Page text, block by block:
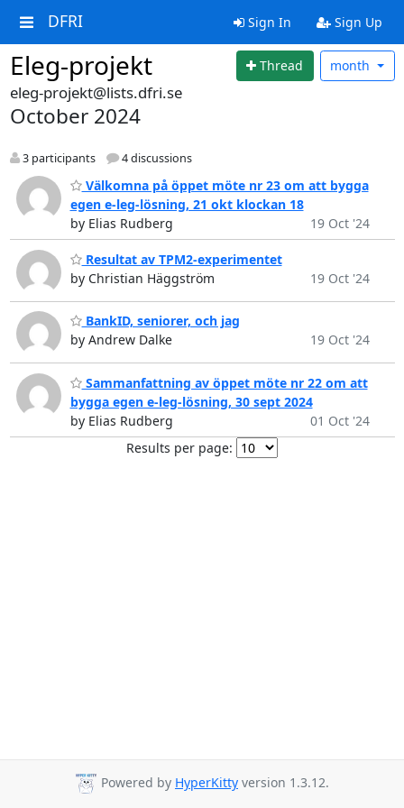
DFRI Sign In Sign Up
Eleg-projekt Thread month
eleg-projekt@lists.dfri.se
October 2024
3 participants 4 discussions
Välkomna på öppet möte nr 23 om att bygga
egen e-leg-lösning, 21 okt klockan 18
by Elias Rudberg
19 Oct '24
Resultat av TPM2-experimentet
by Christian Häggström
19 Oct '24
BankID, seniorer, och jag
by Andrew Dalke
19 Oct '24
Sammanfattning av öppet möte nr 22 om att
bygga egen e-leg-lösning, 30 sept 2024
by Elias Rudberg
01 Oct '24
Results per page:
Powered by HyperKitty version 1.3.12.